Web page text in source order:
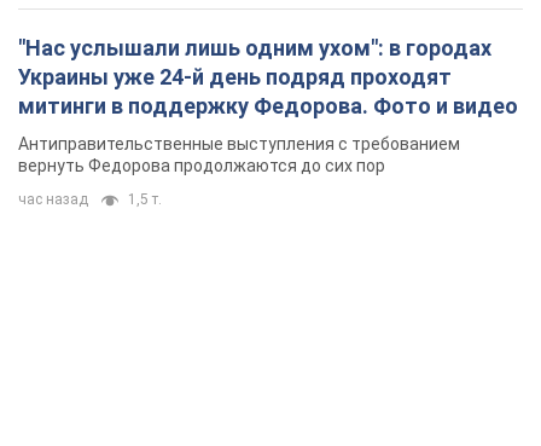
"Нас услышали лишь одним ухом": в городах
Украины уже 24-й день подряд проходят
митинги в поддержку Федорова. Фото и видео
Антиправительственные выступления с требованием
вернуть Федорова продолжаются до сих пор
час назад 1,5 т.